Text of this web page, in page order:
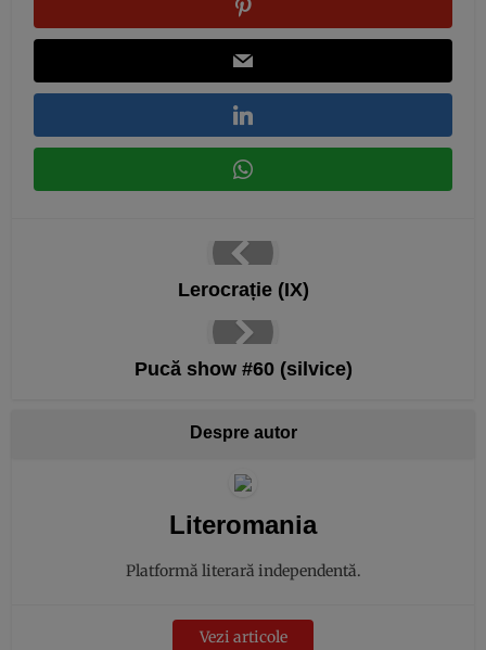
Lerocrație (IX)
Pucă show #60 (silvice)
Despre autor
Literomania
Platformă literară independentă.
Vezi articole